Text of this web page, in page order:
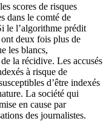
scores de risques
dans le comté de
le l’algorithme prédit
deux fois plus de
les blancs,
la récidive. Les accusés
à risque de
d’être indexés
La société qui
en cause par
des journalistes.